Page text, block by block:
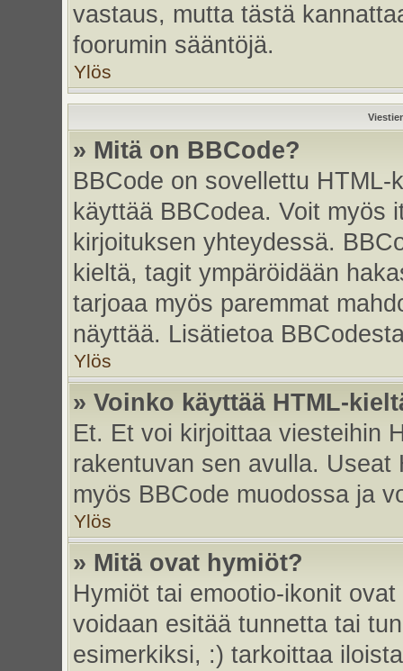
vastaus, mutta tästä
foorumin sääntöjä.
Ylös
» Mitä on BBCode?
BBCode on sovellettu
käyttää BBCodea. Voit myös
kirjoituksen yhteydessä.
kieltä, tagit ympäröidään
tarjoaa myös paremmat
näyttää. Lisätietoa
Ylös
» Voinko käyttää HTML-
Et. Et voi kirjoittaa viesteihin
rakentuvan sen avulla.
myös BBCode muodossa ja
Ylös
» Mitä ovat hymiöt?
Hymiöt tai emootio-ikonit
voidaan esitää tunnetta tai
esimerkiksi, :) tarkoittaa